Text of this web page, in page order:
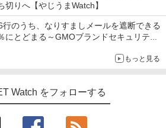
りへ【やじうまWatch】
のうち、なりすましメールを遮断できる
にとどまる～GMOブランドセキュリティ
もっと見る
Watch をフォローする